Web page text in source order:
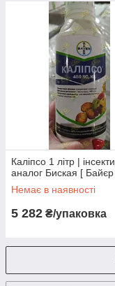
Каліпсо 1 літр |
аналог Биская [ Байєр
Немає в наявності
5 282 ₴/упаковка